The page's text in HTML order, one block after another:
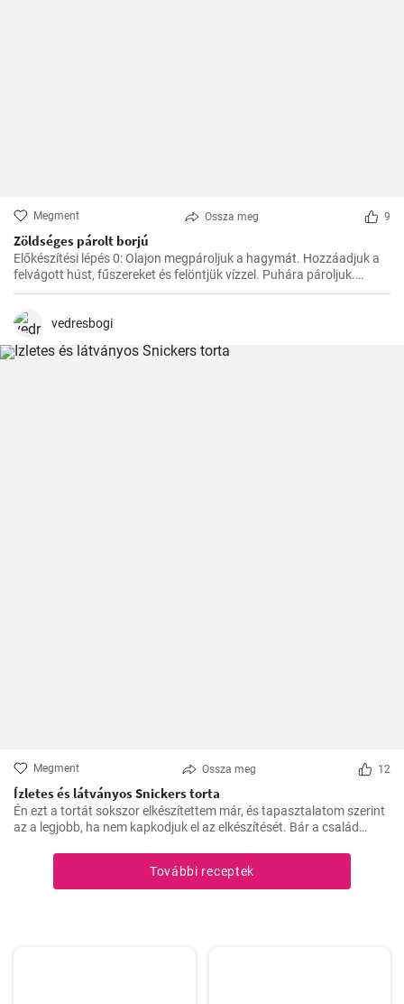
Megment Ossza meg 9
Zöldséges párolt borjú
Előkészítési lépés 0: Olajon megpároljuk a hagymát. Hozzáadjuk a
felvágott húst, fűszereket és felöntjük vízzel. Puhára pároljuk.
Ezután hozzáadjuk a zöldséget, a paradicsompürét és főzzük, amíg
felmelegedni.
vedresbogi
Megment Ossza meg 12
Ízletes és látványos Snickers torta
Én ezt a tortát sokszor elkészítettem már, és tapasztalatom szerint
az a legjobb, ha nem kapkodjuk el az elkészítését. Bár a család
megfelelően megszilárduljon. Így lesz igazán ízletes és látványos a
További receptek